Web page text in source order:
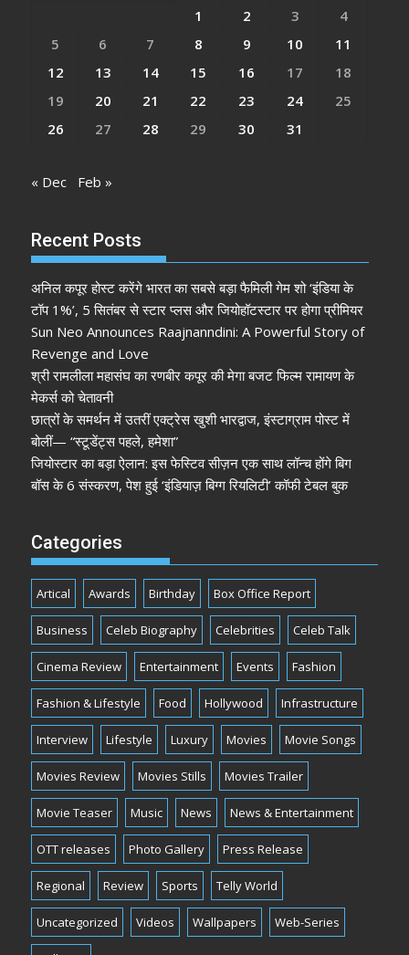
1
2 3
4
5
6 7 8 9 10
11
12
13 14 15 16 17
18
19
20 21 22 23 24
25
26
27 28 29 30 31
« Dec Feb »
Recent Posts
अनिल कपूर होस्ट करेंगे भारत का सबसे बड़ा फैमिली गेम शो ‘इंडिया के
टॉप 1%’, 5 सितंबर से स्टार प्लस और जियोहॉटस्टार पर होगा प्रीमियर
Sun Neo Announces Raajnanndini: A Powerful Story of
Revenge and Love
श्री रामलीला महासंघ का रणबीर कपूर की मेगा बजट फिल्म रामायण के
मेकर्स को चेतावनी
छात्रों के समर्थन में उतरीं एक्ट्रेस खुशी भारद्वाज, इंस्टाग्राम पोस्ट में
बोलीं— “स्टूडेंट्स पहले, हमेशा”
जियोस्टार का बड़ा ऐलान: इस फेस्टिव सीज़न एक साथ लॉन्च होंगे बिग
बॉस के 6 संस्करण, पेश हुई ‘इंडियाज़ बिग्ग रियलिटी’ कॉफी टेबल बुक
Categories
Artical Awards Birthday Box Office Report
Business Celeb Biography Celebrities Celeb Talk
Cinema Review Entertainment Events Fashion
Fashion & Lifestyle Food Hollywood Infrastructure
Interview Lifestyle Luxury Movies Movie Songs
Movies Review Movies Stills Movies Trailer
Movie Teaser Music News News & Entertainment
OTT releases Photo Gallery Press Release
Regional Review Sports Telly World
Uncategorized Videos Wallpapers Web-Series